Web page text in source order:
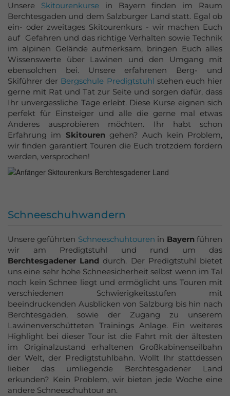
Unsere Skitourenkursein Bayern finden im Raum
Berchtesgaden und dem Salzburger Land statt. Egal ob
ein- oder zweitages Skitourenkurs - wir machen Euch
auf Gefahren und das richtige Verhalten sowie Technik
im alpinen Gelände aufmerksam, bringen Euch alles
Wissenswerte über Lawinen und den Umgang mit
ebensolchen bei. Unsere erfahrenen Berg- und
Skiführer der Bergschule Predigtstuhl stehen euch hier
gerne mit Rat und Tat zur Seite und sorgen dafür, dass
Ihr unvergessliche Tage erlebt. Diese Kurse eignen sich
perfekt für Einsteiger und alle die gerne mal etwas
Anderes ausprobieren möchten. Ihr habt schon
Erfahrung im Skitourengehen? Auch kein Problem,
wir finden garantiert Touren die Euch trotzdem fordern
werden, versprochen!
Schneeschuhwandern
Unsere geführten Schneeschuhtouren in Bayernführen
wir am Predigtstuhl und rund um das
Berchtesgadener Land durch. Der Predigtstuhl bietet
uns eine sehr hohe Schneesicherheit selbst wenn im Tal
noch kein Schnee liegt und ermöglicht uns Touren mit
verschiedenen Schwierigkeitsstufen mit
beeindruckenden Ausblicken von Salzburg bis hin nach
Berchtesgaden, sowie der Zugang zu unserem
Lawinenverschütteten Trainings Anlage. Ein weiteres
Highlight bei dieser Tour ist die Fahrt mit der ältesten
im Originalzustand erhaltenen Großkabinenseilbahn
der Welt, der Predigtstuhlbahn. Wollt Ihr stattdessen
lieber das umliegende Berchtesgadener Land
erkunden? Kein Problem, wir bieten jede Woche eine
andere Schneeschuhtour an.